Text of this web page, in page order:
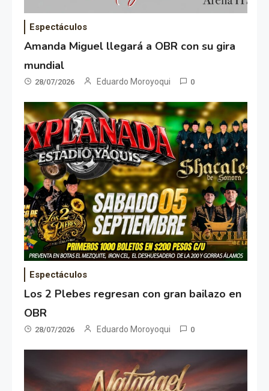
Espectáculos
Amanda Miguel llegará a OBR con su gira
mundial
28/07/2026 Eduardo Moroyoqui 0
Espectáculos
Los 2 Plebes regresan con gran bailazo en
OBR
28/07/2026 Eduardo Moroyoqui 0